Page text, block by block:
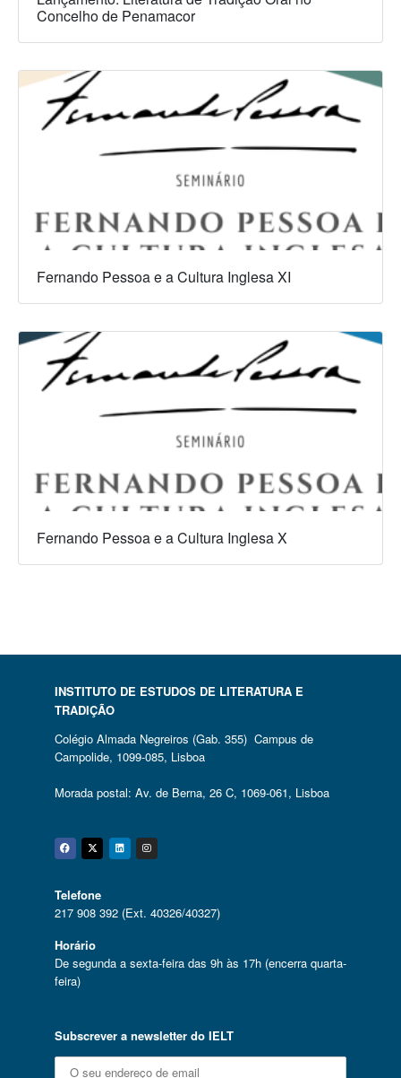
Concelho de Penamacor
Fernando Pessoa e a Cultura Inglesa XI
Fernando Pessoa e a Cultura Inglesa X
INSTITUTO DE ESTUDOS DE LITERATURA E
TRADIÇÃO
Colégio Almada Negreiros (Gab. 355) Campus de
Campolide, 1099-085, Lisboa
Morada postal: Av. de Berna, 26 C, 1069-061, Lisboa
Facebook
Twitter
Linkedin
Instagram
Telefone
217 908 392 (Ext. 40326/40327)
Horário
De segunda a sexta-feira das 9h às 17h (encerra quarta-
feira)
Subscrever a newsletter do IELT